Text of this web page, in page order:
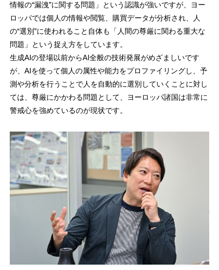
情報の“漏洩”に関する問題」という認識が強いですが、ヨー
ロッパでは個人の情報や閲覧、購買データが分析され、人
の“選別”に使われること自体も「人間の尊厳に関わる重大な
問題」という捉え方をしています。
生成AIの登場以前からAI全般の技術発展がめざましいです
が、AIを使って個人の属性や能力をプロファイリングし、予
測や分析を行うことで人を自動的に選別していくことに対し
ては、尊厳にかかわる問題として、ヨーロッパ諸国は非常に
警戒心を強めているのが現状です。